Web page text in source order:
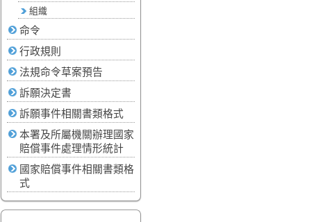
組織
命令
行政規則
法規命令草案預告
訴願決定書
訴願事件相關書類格式
本署及所屬機關辦理國家
賠償事件處理情形統計
國家賠償事件相關書類格
式